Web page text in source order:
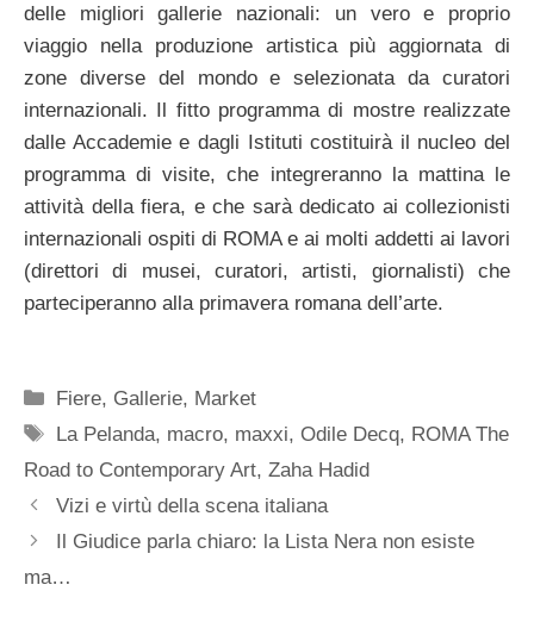
delle migliori gallerie nazionali: un vero e proprio
viaggio nella produzione artistica più aggiornata di
zone diverse del mondo e selezionata da curatori
internazionali. Il fitto programma di mostre realizzate
dalle Accademie e dagli Istituti costituirà il nucleo del
programma di visite, che integreranno la mattina le
attività della fiera, e che sarà dedicato ai collezionisti
internazionali ospiti di ROMA e ai molti addetti ai lavori
(direttori di musei, curatori, artisti, giornalisti) che
parteciperanno alla primavera romana dell’arte.
Categorie
Fiere, Gallerie, Market
Tag
La Pelanda, macro, maxxi,Odile Decq, ROMA The
Road to Contemporary Art, Zaha Hadid
Vizi e virtù della scena italiana
Il Giudice parla chiaro: la Lista Nera non esiste
ma…